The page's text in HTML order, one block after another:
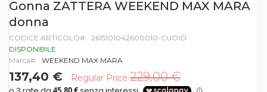
Vai
all'inizio
della
di
immagini
Gonna ZATTERA WEEKEND MAX MARA
donna
CODICE ARTICOLO
2615101042600010-CUOIO
DISPONIBILE
Marca
WEEKEND MAX MARA
137,40 € Regular Price 229,00 €